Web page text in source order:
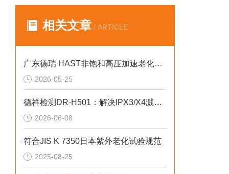
相关文章 / ARTICLE
广东德瑞 HAST非饱和高压加速老化试验箱 ：解决试验失真的2026选型标准
2026-05-25
德祥检测DR-H501：解决IPX3/X4溅水测试失效2026选型标准
2026-06-08
符合JIS K 7350日本紫外老化试验规范
2025-08-25